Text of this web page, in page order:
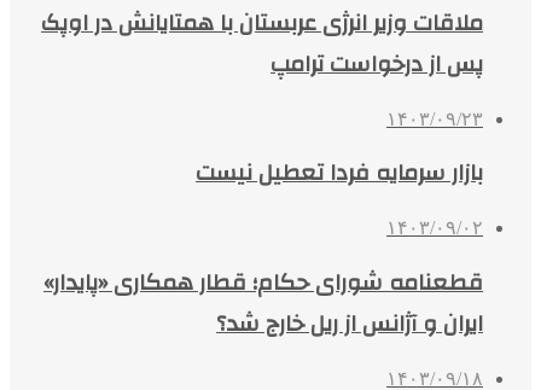
ملاقات وزیر انرژی عربستان با همتایانش در اوپک
پس از درخواست ترامپ
۱۴۰۳/۰۹/۲۳
بازار سرمایه فردا تعطیل نیست
۱۴۰۳/۰۹/۰۲
قطعنامه شورای حکام؛ قطار همکاری‌ «پایدار»
ایران و آژانس از ریل خارج شد؟
۱۴۰۳/۰۹/۱۸